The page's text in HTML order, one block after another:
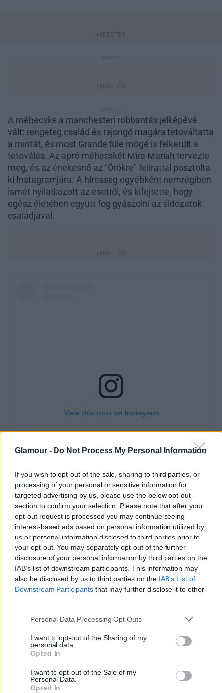
Glamour - Do Not Process My Personal Information
If you wish to opt-out of the sale, sharing to third parties, or
processing of your personal or sensitive information for
targeted advertising by us, please use the below opt-out
section to confirm your selection. Please note that after your
opt-out request is processed you may continue seeing
interest-based ads based on personal information utilized by
us or personal information disclosed to third parties prior to
your opt-out. You may separately opt-out of the further
disclosure of your personal information by third parties on the
IAB’s list of downstream participants. This information may
also be disclosed by us to third parties on the IAB’s List of
Downstream Participants that may further disclose it to other
Please note that this website/app uses one or more Google
not limited to your visit or usage behaviour. You may click to
grant or deny consent to Google and its third-party tags to
use your data for below specified purposes in below Google
consent section.
Personal Data Processing Opt Outs
I want to opt-out of the Sharing of my
personal data.
Opted In
I want to opt-out of the Sale of my
Personal Data.
Opted In
A méhecske a manchesteri robbantás jelképévé
vált: rengeteg család és rajongó magára tetováltatta
a mintát, és most Grande füle mögé is felkerült a
tetoválás. Az apró méhecskét Mira Mariah tervezte
meg, és az énekesnő az "Örökre" felirattal posztolta
ki Instagramjára. A híresség egyébként nemrégiben
ismét nyilatkozott az esetről, és kifejtette, hogy
egész életében együtt fog gyászolni az áldozatok
családjával.
Ariana Grande kifakadt és bevallotta, nagyon
mérgező párkapcsolatban élt!